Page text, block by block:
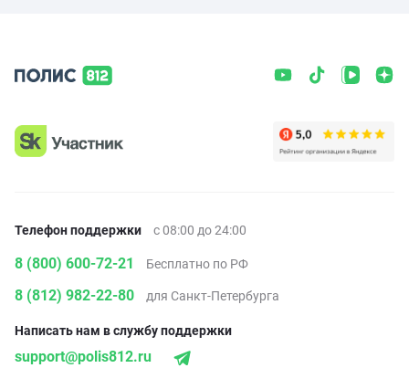
Телефон поддержки с 08:00 до 24:00
8 (800) 600-72-21 Бесплатно по РФ
8 (812) 982-22-80 для Санкт-Петербурга
Написать нам в службу поддержки
support@polis812.ru